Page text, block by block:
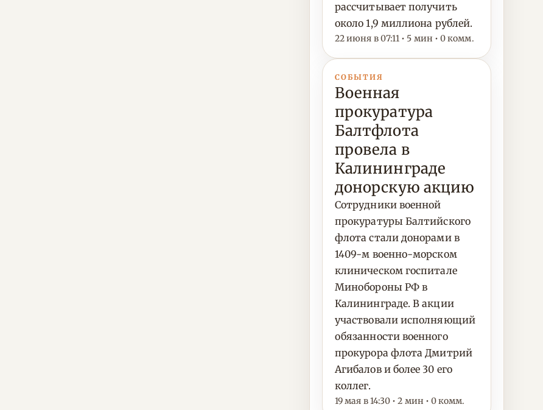
рассчитывает получить
около 1,9 миллиона рублей.
22 июня в 07:11 • 5 мин • 0 комм.
СОБЫТИЯ
Военная
прокуратура
Балтфлота
провела в
Калининграде
донорскую акцию
Сотрудники военной
прокуратуры Балтийского
флота стали донорами в
1409-м военно-морском
клиническом госпитале
Минобороны РФ в
Калининграде. В акции
участвовали исполняющий
обязанности военного
прокурора флота Дмитрий
Агибалов и более 30 его
коллег.
19 мая в 14:30 • 2 мин • 0 комм.